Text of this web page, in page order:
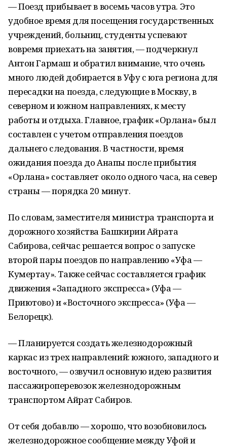
— Поезд прибывает в восемь часов утра. Это
удобное время для посещения государственных
учреждений, больниц, студенты успевают
вовремя приехать на занятия, — подчеркнул
Антон Гармаш и обратил внимание, что очень
много людей добирается в Уфу с юга региона для
пересадки на поезда, следующие в Москву, в
северном и южном направлениях, к месту
работы и отдыха. Главное, график «Орлана» был
составлен с учетом отправления поездов
дальнего следования. В частности, время
ожидания поезда до Анапы после прибытия
«Орлана» составляет около одного часа, на север
страны — порядка 20 минут.
По словам, заместителя министра транспорта и
дорожного хозяйства Башкирии Айрата
Сабирова, сейчас решается вопрос о запуске
второй пары поездов по направлению «Уфа —
Кумертау». Также сейчас составляется график
движения «Западного экспресса» (Уфа —
Приютово) и «Восточного экспресса» (Уфа —
Белорецк).
— Планируется создать железнодорожный
каркас из трех направлений: южного, западного и
восточного, — озвучил основную идею развития
пассажироперевозок железнодорожным
транспортом Айрат Сабиров.
От себя добавлю — хорошо, что возобновилось
железнодорожное сообщение между Уфой и